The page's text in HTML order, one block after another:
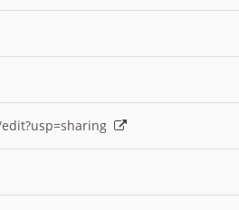
edit?usp=sharing